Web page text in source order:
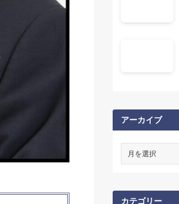
アーカイブ
ブ
カテゴリー